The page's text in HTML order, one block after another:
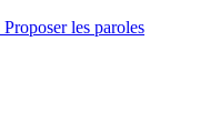
les paroles